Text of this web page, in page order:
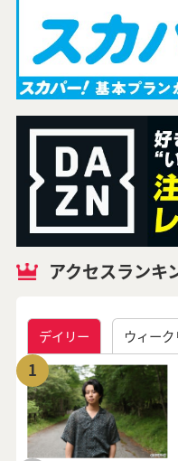
アクセスランキ
デイリー ウィーク
1